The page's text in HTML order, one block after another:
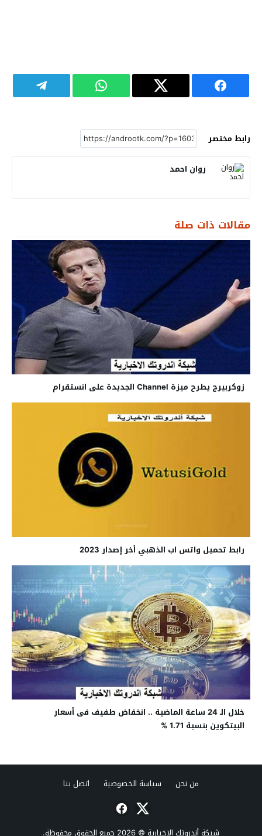
رابط مختصر
روان احمد
مقالات ذات صلة
زوكربيرج يطرح ميزة Channel الجديدة على انستقرام
رابط تحميل واتس اب الذهبي أخر إصدار 2023
خلال الـ 24 ساعة الماضية .. انخفاض طفيف فى أسعار
البيتكوين بنسبة 1.71 %
من نحن سياسة الخصوصية اتصل بنا
شبكة أندروتك الإخبارية © 2026 جميع الحقوق محفوظة.